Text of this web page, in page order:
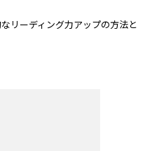
リーディング力アップの方法と